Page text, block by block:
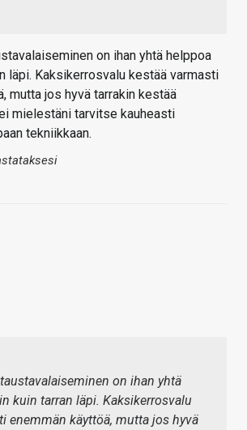
on ihan yhtä helppoa
läpi. Kaksikerrosvalu kestää varmasti
mutta jos hyvä tarrakin kestää
mielestäni tarvitse kauheasti
tekniikkaan.
on ihan yhtä
kuin tarran läpi. Kaksikerrosvalu
enemmän käyttöä, mutta jos hyvä